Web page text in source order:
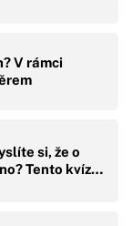
V rámci
si, že o
Tento kvíz…